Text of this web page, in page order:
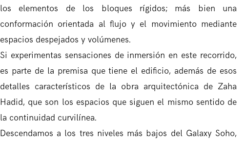
los elementos de los bloques rígidos; más bien una
conformación orientada al flujo y el movimiento mediante
espacios despejados y volúmenes.
Si experimentas sensaciones de inmersión en este recorrido,
es parte de la premisa que tiene el edificio, además de esos
detalles característicos de la obra arquitectónica de Zaha
Hadid, que son los espacios que siguen el mismo sentido de
la continuidad curvilínea.
Descendamos a los tres niveles más bajos del Galaxy Soho,